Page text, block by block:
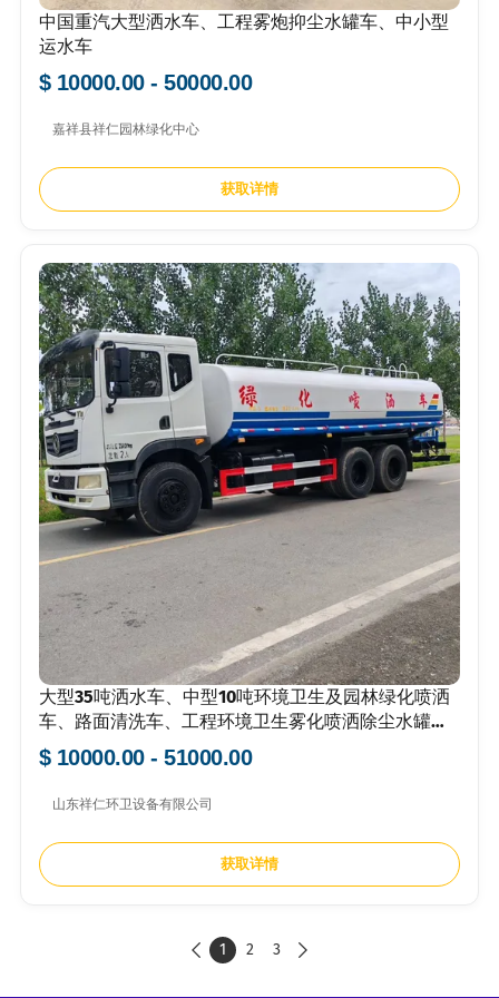
中国重汽大型洒水车、工程雾炮抑尘水罐车、中小型
运水车
$ 10000.00 - 50000.00
嘉祥县祥仁园林绿化中心
获取详情
大型35吨洒水车、中型10吨环境卫生及园林绿化喷洒
车、路面清洗车、工程环境卫生雾化喷洒除尘水罐
车、饮用水运输车
$ 10000.00 - 51000.00
山东祥仁环卫设备有限公司
获取详情
 1 2 3 